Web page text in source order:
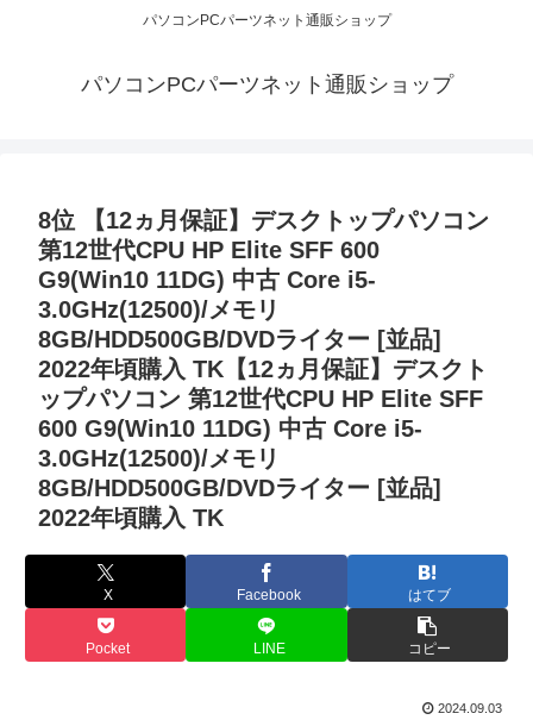
パソコンPCパーツネット通販ショップ
パソコンPCパーツネット通販ショップ
8位 【12ヵ月保証】デスクトップパソコン
第12世代CPU HP Elite SFF 600
G9(Win10 11DG) 中古 Core i5-
3.0GHz(12500)/メモリ
8GB/HDD500GB/DVDライター [並品]
2022年頃購入 TK【12ヵ月保証】デスクト
ップパソコン 第12世代CPU HP Elite SFF
600 G9(Win10 11DG) 中古 Core i5-
3.0GHz(12500)/メモリ
8GB/HDD500GB/DVDライター [並品]
2022年頃購入 TK
X Facebook はてブ
Pocket LINE コピー
2024.09.03